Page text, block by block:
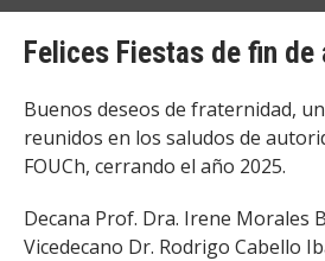
DEPARTAMENTOS
EDUCACIÓN
PSICOLOGÍA
SOCIOLOGÍA
TRABAJO
POSTGRADO
INVESTIGACIÓN
PUBLICACIONES
EXTENSIÓN
Felices Fiestas de fin de
Buenos deseos de fraternidad,
reunidos en los saludos de
FOUCh, cerrando el año 2025.
Decana Prof. Dra. Irene Morales
Vicedecano Dr. Rodrigo Cabello